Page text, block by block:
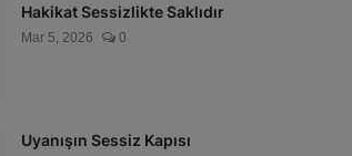
Hakikat Sessizlikte Saklıdır
Mar 5, 2026 0
Uyanışın Sessiz Kapısı